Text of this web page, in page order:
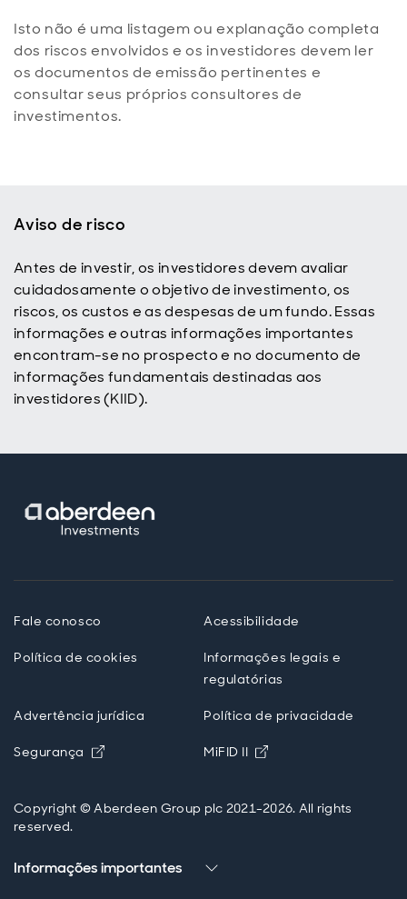
Isto não é uma listagem ou explanação completa
dos riscos envolvidos e os investidores devem ler
os documentos de emissão pertinentes e
consultar seus próprios consultores de
investimentos.
Aviso de risco
Antes de investir, os investidores devem avaliar
cuidadosamente o objetivo de investimento, os
riscos, os custos e as despesas de um fundo. Essas
informações e outras informações importantes
encontram-se no prospecto e no documento de
informações fundamentais destinadas aos
investidores (KIID).
Fale conosco Acessibilidade
Política de cookies
Informações legais e
regulatórias
Advertência jurídica Política de privacidade
Segurança Opens in new window
MiFID II Opens in new
Copyright © Aberdeen Group plc 2021-2026. All rights
reserved.
Informações importantes